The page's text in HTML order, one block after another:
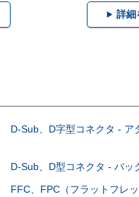
詳細
D-Sub、D字型コネクタ - ア
D-Sub、D型コネクタ - バッ
FFC、FPC（フラットフレ